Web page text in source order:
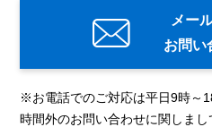
メー
お問い
※お電話でのご対応は平日9時～
時間外のお問い合わせに関しま